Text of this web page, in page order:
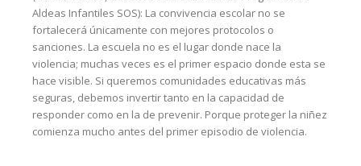
Aldeas Infantiles SOS): La convivencia escolar no se
fortalecerá únicamente con mejores protocolos o
sanciones. La escuela no es el lugar donde nace la
violencia; muchas veces es el primer espacio donde esta se
hace visible. Si queremos comunidades educativas más
seguras, debemos invertir tanto en la capacidad de
responder como en la de prevenir. Porque proteger la niñez
comienza mucho antes del primer episodio de violencia.